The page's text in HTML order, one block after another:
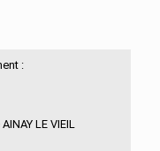
:
LE VIEIL